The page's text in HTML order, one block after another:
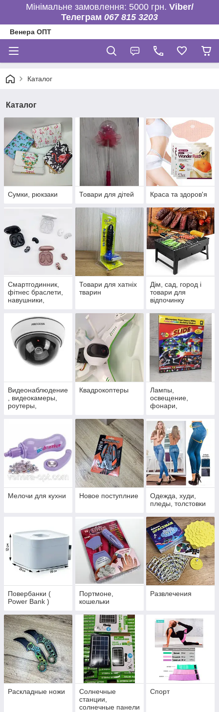
Мінімальне замовлення: 5000 грн. Viber/
Телеграм 067 815 3203
Венера ОПТ
Каталог
Каталог
Сумки, рюкзаки Товари для дітей Краса та здоров'я
Смартгодинник,
фітнес браслети,
навушники,
колонки
Товари для хатніх
тварин
Дім, сад, город і
товари для
відпочинку
Видеонаблюдение
, видеокамеры,
роутеры,
Квадрокоптеры
Лампы,
освещение,
фонари,
Мелочи для кухни Новое поступлние
Одежда, худи,
пледы, толстовки
Повербанки (
Power Bank )
Портмоне,
кошельки
Развлечения
Раскладные ножи
Солнечные
станции,
солнечные панели
Спорт